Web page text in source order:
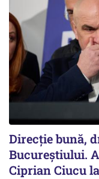
Direcție bună,
Bucureștiului.
Ciprian Ciucu